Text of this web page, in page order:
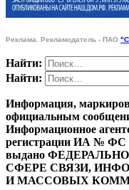
Реклама. Рекламодатель - ПАО
Найти:
Найти:
Информация,
официальным
Информационное
регистрации ИА № ФС
выдано
СФЕРЕ СВЯЗИ,
И МАССОВЫХ